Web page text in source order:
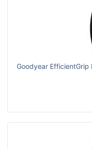
Goodyear EfficientGrip